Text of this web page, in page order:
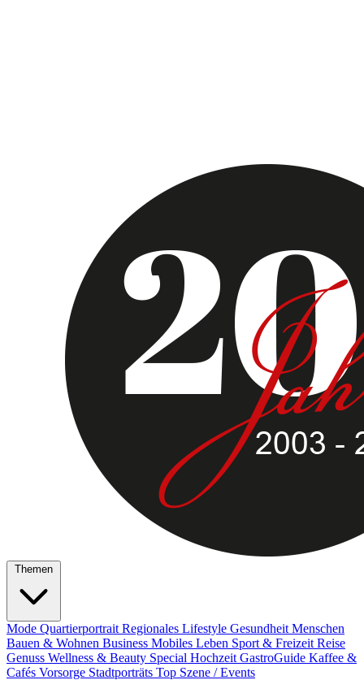
Themen
Mode Quartierportrait Regionales Lifestyle Gesundheit Menschen
Bauen & Wohnen Business Mobiles Leben Sport & Freizeit Reise
Genuss Wellness & Beauty Special Hochzeit GastroGuide Kaffee &
Cafés Vorsorge Stadtporträts Top Szene / Events